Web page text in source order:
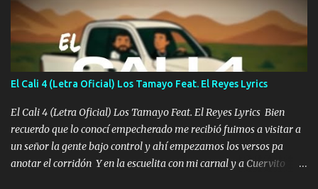
seguiré esperando hasta volvernos a vernos El recuerdo que yo
tengo de mi mente no se va, en mi corazón me llevo lo mismo que
tu papá, a veces me pongo triste porque no puedo mirarte, mas se
que tu me escuchas porque tu eres mi gran ángel, El desespero me
llega para reunirme contigo, tu iluminas mi sendero por siempre
serás mi niño, del amor que yo te tengo es co...
El Cali 4 (Letra Oficial) Los Tamayo Feat. El Reyes Lyrics
El Cali 4 (Letra Oficial) Los Tamayo Feat. El Reyes Lyrics Bien
recuerdo que lo conocí empecherado me recibió fuimos a visitar a
un señor la gente bajo control y ahí empezamos los versos pa
anotar el corridón Y en la escuelita con mi carnal y a Cuervito